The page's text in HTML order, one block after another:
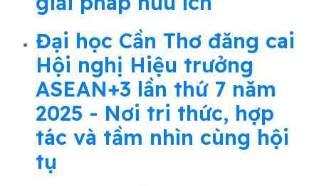
Đại học Cần Thơ đăng cai
Hội nghị Hiệu trưởng
ASEAN+3 lần thứ 7 năm
2025 - Nơi tri thức, hợp
tác và tầm nhìn cùng hội
tụ